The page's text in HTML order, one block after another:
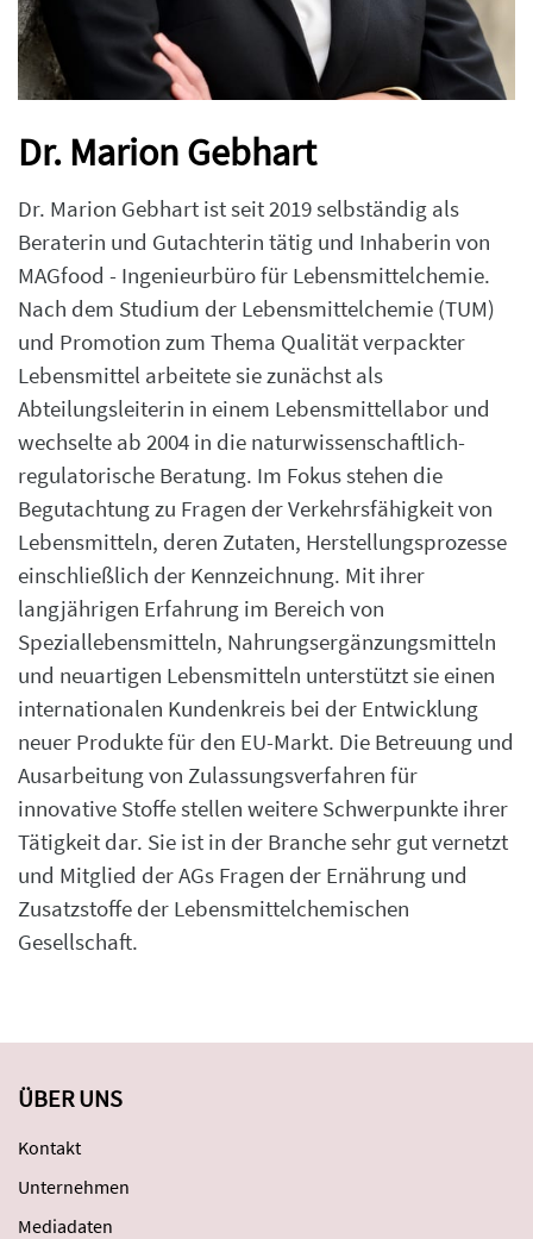
Dr. Marion Gebhart
Dr. Marion Gebhart ist seit 2019 selbständig als
Beraterin und Gutachterin tätig und Inhaberin von
MAGfood - Ingenieurbüro für Lebensmittelchemie.
Nach dem Studium der Lebensmittelchemie (TUM)
und Promotion zum Thema Qualität verpackter
Lebensmittel arbeitete sie zunächst als
Abteilungsleiterin in einem Lebensmittellabor und
wechselte ab 2004 in die naturwissenschaftlich-
regulatorische Beratung. Im Fokus stehen die
Begutachtung zu Fragen der Verkehrsfähigkeit von
Lebensmitteln, deren Zutaten, Herstellungsprozesse
einschließlich der Kennzeichnung. Mit ihrer
langjährigen Erfahrung im Bereich von
Speziallebensmitteln, Nahrungsergänzungsmitteln
und neuartigen Lebensmitteln unterstützt sie einen
internationalen Kundenkreis bei der Entwicklung
neuer Produkte für den EU-Markt. Die Betreuung und
Ausarbeitung von Zulassungsverfahren für
innovative Stoffe stellen weitere Schwerpunkte ihrer
Tätigkeit dar. Sie ist in der Branche sehr gut vernetzt
und Mitglied der AGs Fragen der Ernährung und
Zusatzstoffe der Lebensmittelchemischen
Gesellschaft.
ÜBER UNS
Kontakt
Unternehmen
Mediadaten